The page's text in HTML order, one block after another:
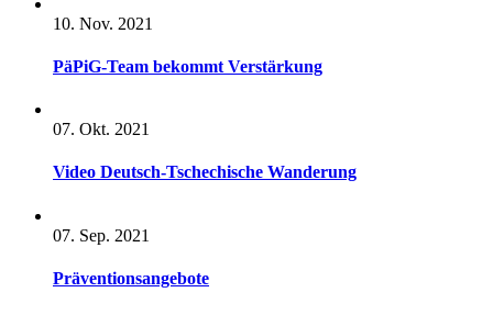
10. Nov. 2021
PäPiG-Team bekommt Verstärkung
07. Okt. 2021
Video Deutsch-Tschechische Wanderung
07. Sep. 2021
Präventionsangebote